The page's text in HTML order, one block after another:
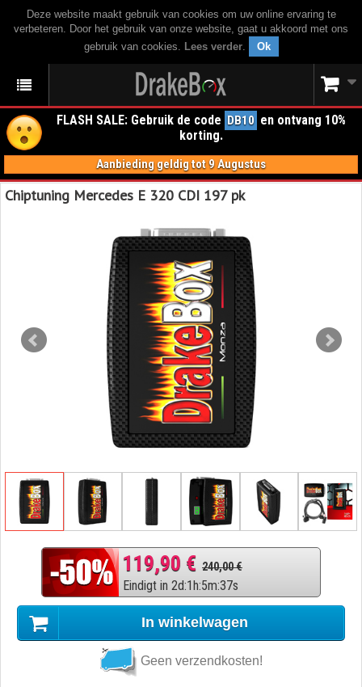
Deze website maakt gebruik van cookies om uw online ervaring te
verbeteren. Door het gebruik van onze website, gaat u akkoord met ons
gebruik van cookies. Lees verder. Ok
FLASH SALE: Gebruik de code DB10 en ontvang 10%
korting.
Aanbieding geldig tot 9 Augustus
Chiptuning Mercedes E 320 CDI 197 pk
119,90 € 240,00 €
Eindigt in 2d:1h:5m:36s
In winkelwagen
Geen verzendkosten!